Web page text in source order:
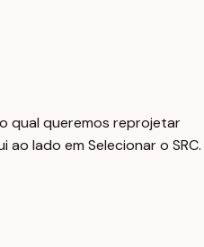
qual queremos reprojetar
ao lado em Selecionar o SRC.